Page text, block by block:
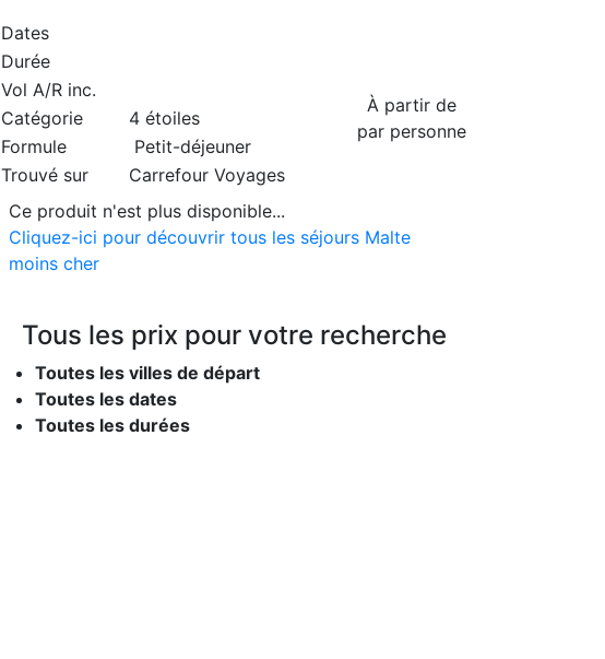
Dates
Durée
À partir de
par personne
Vol A/R inc.
Catégorie
4 étoiles
Formule
Petit-déjeuner
Trouvé sur
Carrefour Voyages
Ce produit n'est plus disponible...
Cliquez-ici pour découvrir tous les séjours Malte
moins cher
Tous les prix pour votre recherche
Toutes les villes de départ
Toutes les dates
Toutes les durées